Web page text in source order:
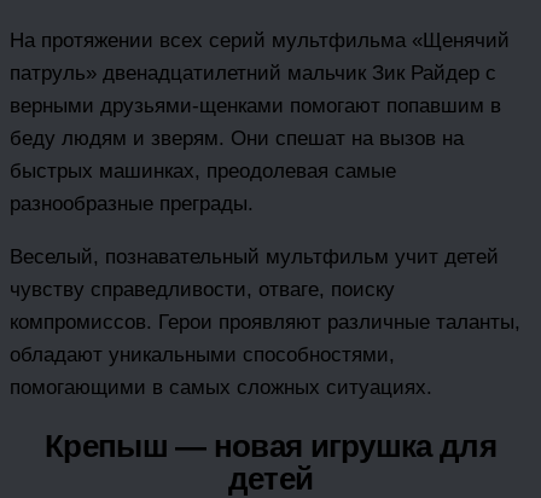
На протяжении всех серий мультфильма «Щенячий
патруль» двенадцатилетний мальчик Зик Райдер с
верными друзьями-щенками помогают попавшим в
беду людям и зверям. Они спешат на вызов на
быстрых машинках, преодолевая самые
разнообразные преграды.
Веселый, познавательный мультфильм учит детей
чувству справедливости, отваге, поиску
компромиссов. Герои проявляют различные таланты,
обладают уникальными способностями,
помогающими в самых сложных ситуациях.
Крепыш — новая игрушка для
детей